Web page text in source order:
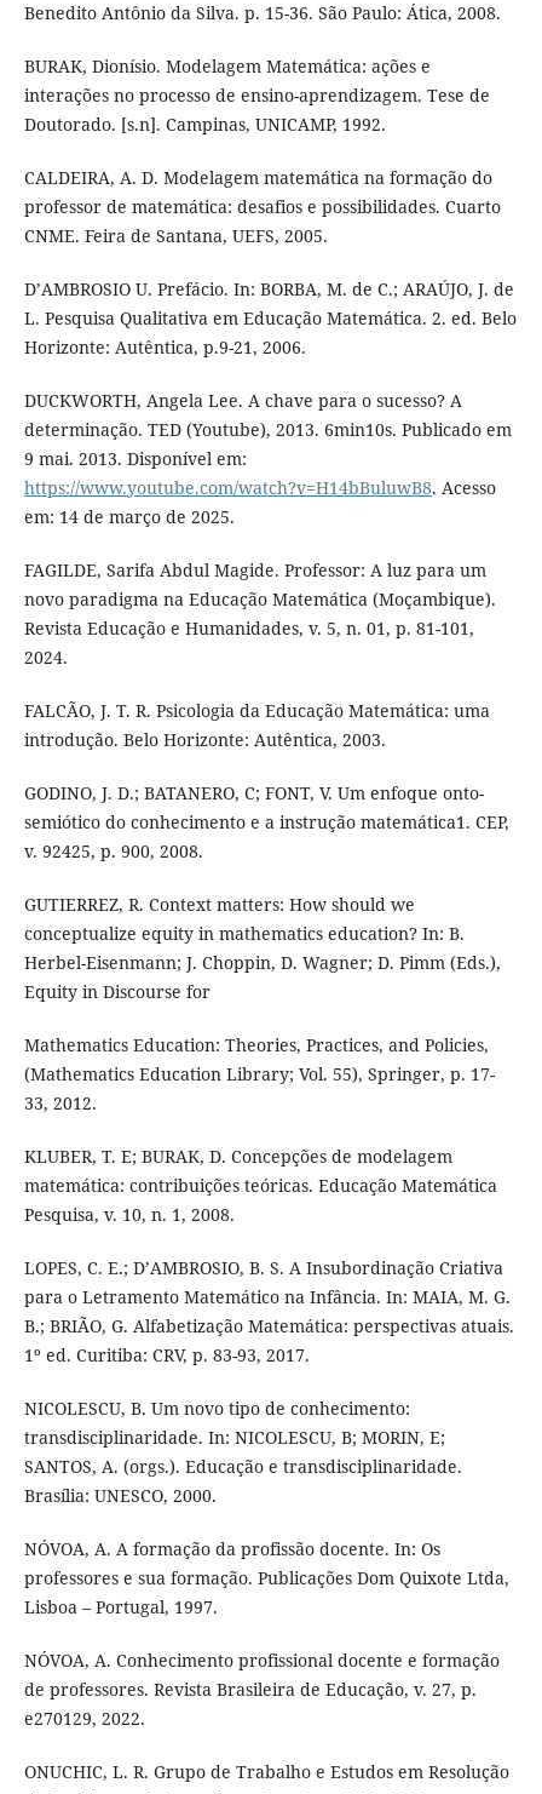
Benedito Antônio da Silva. p. 15-36. São Paulo: Ática, 2008.
BURAK, Dionísio. Modelagem Matemática: ações e
interações no processo de ensino-aprendizagem. Tese de
Doutorado. [s.n]. Campinas, UNICAMP, 1992.
CALDEIRA, A. D. Modelagem matemática na formação do
professor de matemática: desafios e possibilidades. Cuarto
CNME. Feira de Santana, UEFS, 2005.
D’AMBROSIO U. Prefácio. In: BORBA, M. de C.; ARAÚJO, J. de
L. Pesquisa Qualitativa em Educação Matemática. 2. ed. Belo
Horizonte: Autêntica, p.9-21, 2006.
DUCKWORTH, Angela Lee. A chave para o sucesso? A
determinação. TED (Youtube), 2013. 6min10s. Publicado em
9 mai. 2013. Disponível em:
https://www.youtube.com/watch?v=H14bBuluwB8. Acesso
em: 14 de março de 2025.
FAGILDE, Sarifa Abdul Magide. Professor: A luz para um
novo paradigma na Educação Matemática (Moçambique).
Revista Educação e Humanidades, v. 5, n. 01, p. 81-101,
2024.
FALCÃO, J. T. R. Psicologia da Educação Matemática: uma
introdução. Belo Horizonte: Autêntica, 2003.
GODINO, J. D.; BATANERO, C; FONT, V. Um enfoque onto-
semiótico do conhecimento e a instrução matemática1. CEP,
v. 92425, p. 900, 2008.
GUTIERREZ, R. Context matters: How should we
conceptualize equity in mathematics education? In: B.
Herbel-Eisenmann; J. Choppin, D. Wagner; D. Pimm (Eds.),
Equity in Discourse for
Mathematics Education: Theories, Practices, and Policies,
(Mathematics Education Library; Vol. 55), Springer, p. 17-
33, 2012.
KLUBER, T. E; BURAK, D. Concepções de modelagem
matemática: contribuições teóricas. Educação Matemática
Pesquisa, v. 10, n. 1, 2008.
LOPES, C. E.; D’AMBROSIO, B. S. A Insubordinação Criativa
para o Letramento Matemático na Infância. In: MAIA, M. G.
B.; BRIÃO, G. Alfabetização Matemática: perspectivas atuais.
1º ed. Curitiba: CRV, p. 83-93, 2017.
NICOLESCU, B. Um novo tipo de conhecimento:
transdisciplinaridade. In: NICOLESCU, B; MORIN, E;
SANTOS, A. (orgs.). Educação e transdisciplinaridade.
Brasília: UNESCO, 2000.
NÓVOA, A. A formação da profissão docente. In: Os
professores e sua formação. Publicações Dom Quixote Ltda,
Lisboa – Portugal, 1997.
NÓVOA, A. Conhecimento profissional docente e formação
de professores. Revista Brasileira de Educação, v. 27, p.
e270129, 2022.
ONUCHIC, L. R. Grupo de Trabalho e Estudos em Resolução